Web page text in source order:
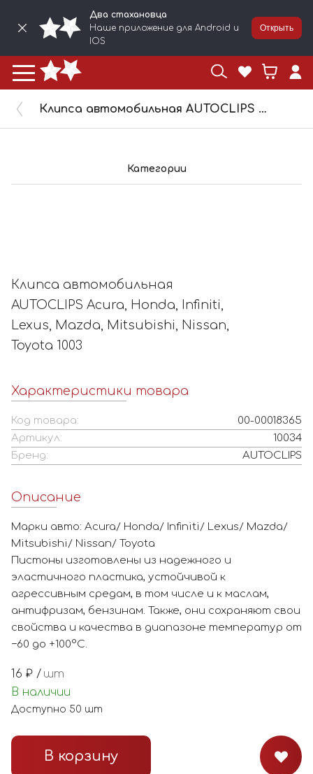
Два стахановца
Наше приложение для Android и
IOS
Открыть
Клипса автомобильная AUTOCLIPS Acura, Honda, Infiniti, Lexus, Mazda, Mitsubishi, Nissan, Toyota 1003
Категории
Клипса автомобильная
AUTOCLIPS Acura, Honda, Infiniti,
Lexus, Mazda, Mitsubishi, Nissan,
Toyota 1003
Характеристики товара
Код товара:
00-00018365
Артикул:
10034
Бренд:
AUTOCLIPS
Описание
Марки авто: Acura/ Honda/ Infiniti/ Lexus/ Mazda/
Mitsubishi/ Nissan/ Toyota
Пистоны изготовлены из надежного и
эластичного пластика, устойчивой к
агрессивным средам, в том числе и к маслам,
антифризам, бензинам. Также, они сохраняют свои
свойства и качества в диапазоне температур от
−60 до +100°С.
16 ₽ / шт
В наличии
Доступно 50 шт
В корзину